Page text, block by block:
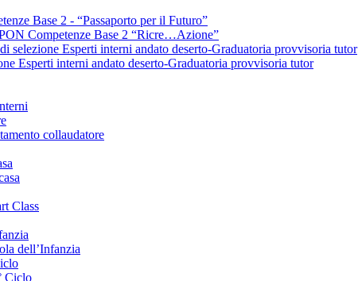
Base 2 - “Passaporto per il Futuro”
Competenze Base 2 “Ricre…Azione”
selezione Esperti interni andato deserto-Graduatoria provvisoria tutor
Esperti interni andato deserto-Graduatoria provvisoria tutor
collaudatore
Class
dell’Infanzia
Ciclo